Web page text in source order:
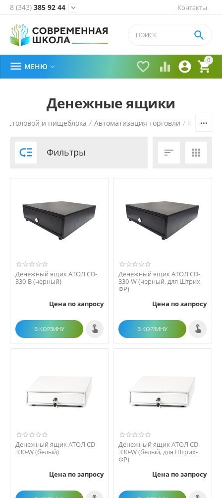
Контакты
8 (343) 385 92 44 
0


 

 МЕНЮ 
Денежные ящики
столовой и пищеблока / Автоматизация торговли /
 Фильтры  
Денежный ящик АТОЛ CD-
330-B (черный)
Цена по запросу
В КОРЗИНУ
Денежный ящик АТОЛ CD-
330-W (черный, для Штрих-
ФР)
Цена по запросу
В КОРЗИНУ
Денежный ящик АТОЛ CD-
330-W (белый)
Цена по запросу
Денежный ящик АТОЛ CD-
330-W (белый, для Штрих-
ФР)
Цена по запросу